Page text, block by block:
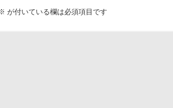
が付いている欄は必須項目です